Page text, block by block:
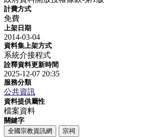
計費方式
免費
上架日期
2014-03-04
資料集上架方式
系統介接程式
詮釋資料更新時間
2025-12-07 20:35
服務分類
公共資訊
資料提供屬性
檔案資料
關鍵字
全國宗教資訊網
宗祠